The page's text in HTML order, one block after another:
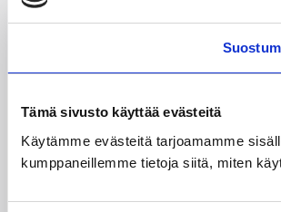
Tämä sivusto käyttää evästeitä
Käytämme evästeitä tarjoamamme
kumppaneillemme tietoja siitä, miten